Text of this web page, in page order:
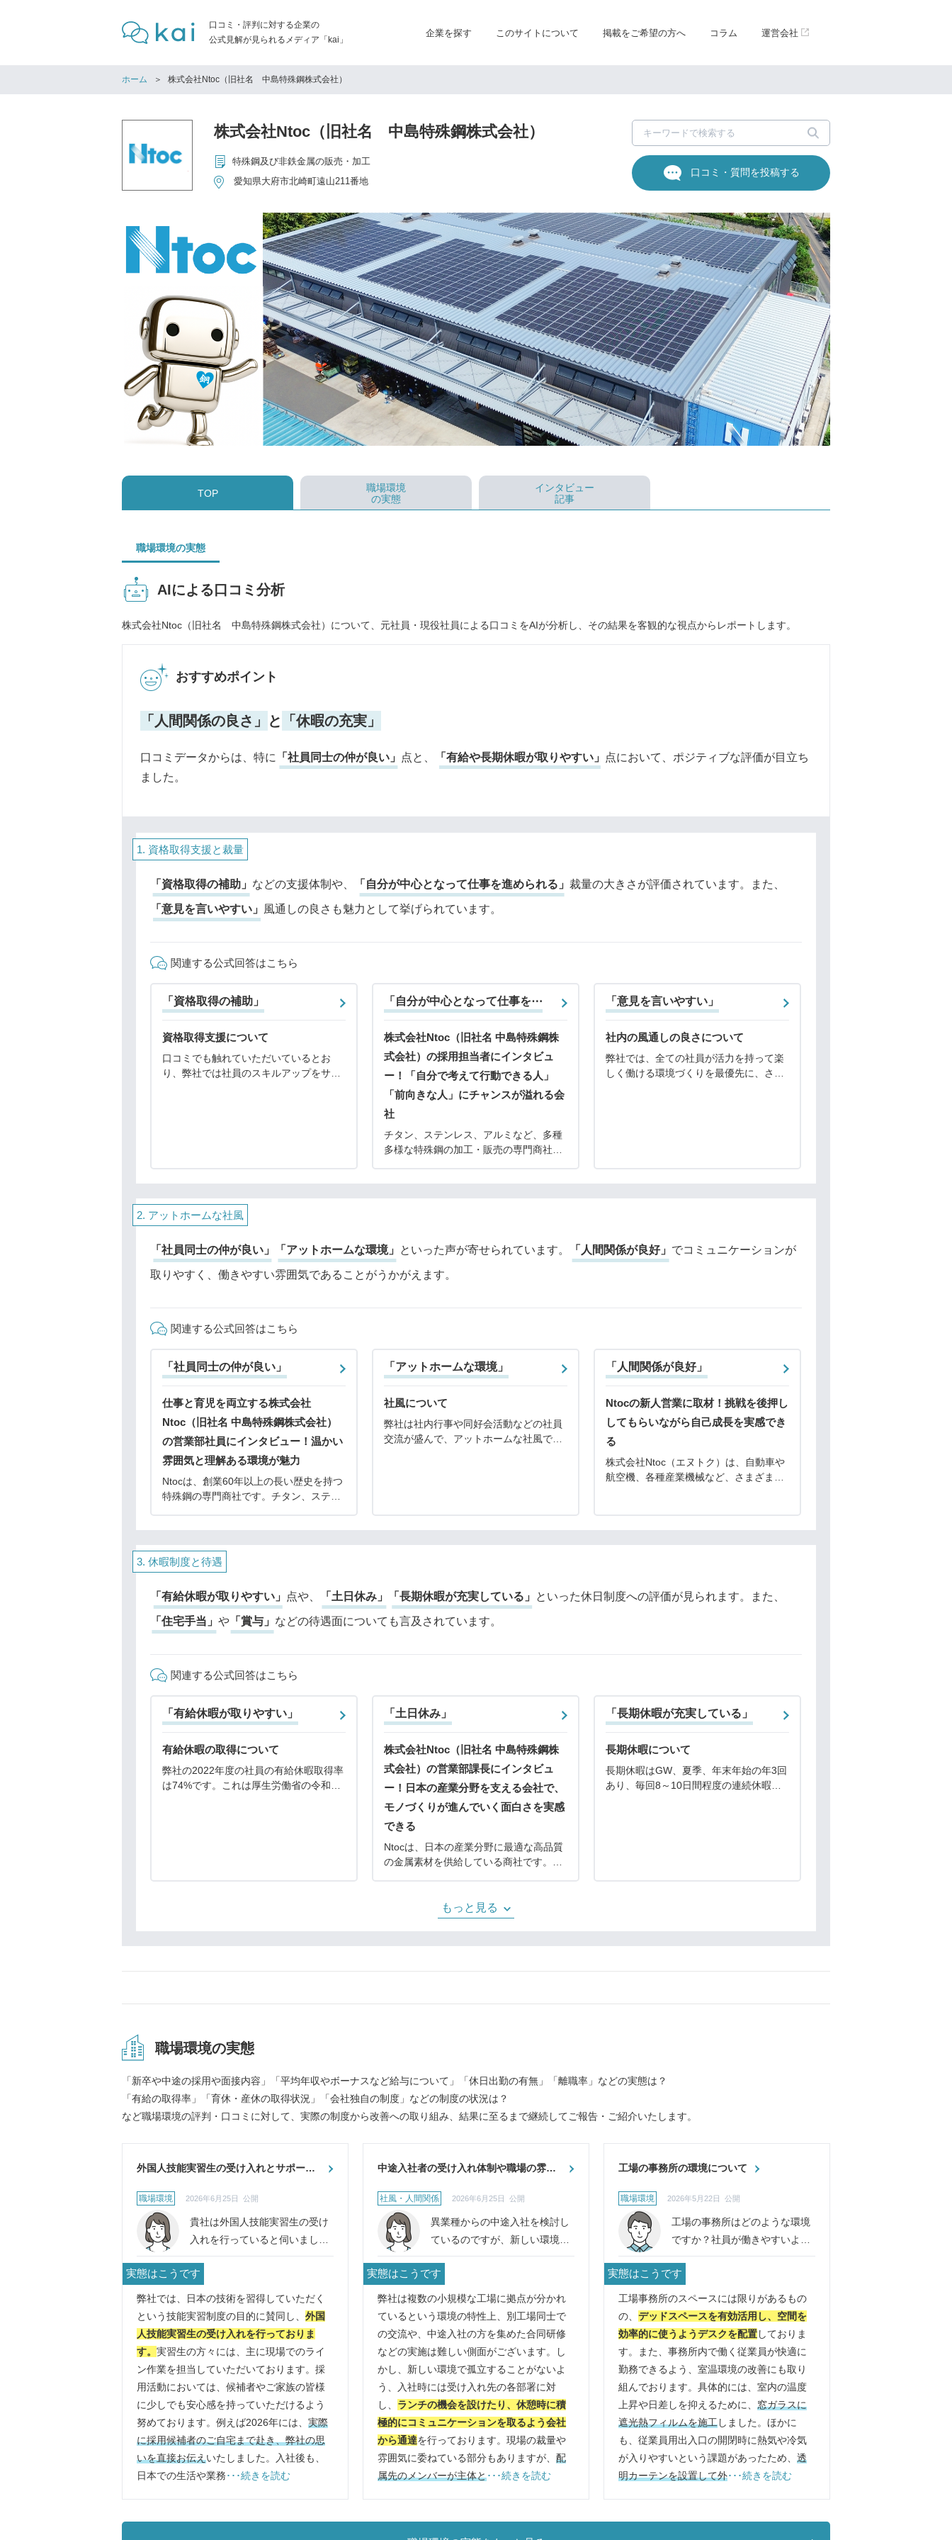
口コミ・評判に対する企業の
公式見解が見られるメディア「kai」
企業を探す このサイトについて 掲載をご希望の方へ コラム 運営会社
ホーム 株式会社Ntoc（旧社名 中島特殊鋼株式会社）
株式会社Ntoc（旧社名 中島特殊鋼株式会社）
特殊鋼及び非鉄金属の販売・加工
愛知県大府市北崎町遠山211番地
口コミ・質問を投稿する
TOP
職場環境
の実態
インタビュー
記事
職場環境の実態
AIによる口コミ分析
株式会社Ntoc（旧社名 中島特殊鋼株式会社）について、元社員・現役社員による口コミをAIが分析し、その結果を客観的な視点からレポートします。
おすすめポイント
「人間関係の良さ」 と 「休暇の充実」
口コミデータからは、特に 「社員同士の仲が良い」 点と、 「有給や長期休暇が取りやすい」
点において、ポジティブな評価が目立ち
ました。
資格取得支援と裁量
「資格取得の補助」 などの支援体制や、 「自分が中心となって仕事を進められる」 裁量の大きさが評価されています。また、
「意見を言いやすい」 風通しの良さも魅力として挙げられています。
関連する公式回答はこちら
「資格取得の補助」
資格取得支援について
口コミでも触れていただいているとお
り、弊社では社員のスキルアップをサポ
「自分が中心となって仕事を⋯
株式会社Ntoc（旧社名 中島特殊鋼株
式会社）の採用担当者にインタビュ
ー！「自分で考えて行動できる人」
「前向きな人」にチャンスが溢れる会
社
チタン、ステンレス、アルミなど、多種
多様な特殊鋼の加工・販売の専門商社で
「意見を言いやすい」
社内の風通しの良さについて
弊社では、全ての社員が活力を持って楽
しく働ける環境づくりを最優先に、さま
アットホームな社風
「社員同士の仲が良い」 「アットホームな環境」 といった声が寄せられています。 「人間関係が良好」 でコミュニケーションが
取りやすく、働きやすい雰囲気であることがうかがえます。
関連する公式回答はこちら
「社員同士の仲が良い」
仕事と育児を両立する株式会社
Ntoc（旧社名 中島特殊鋼株式会社）
の営業部社員にインタビュー！温かい
雰囲気と理解ある環境が魅力
Ntocは、創業60年以上の長い歴史を持つ
特殊鋼の専門商社です。チタン、ステン
ています。同社が
「アットホームな環境」
社風について
弊社は社内行事や同好会活動などの社員
交流が盛んで、アットホームな社風で
「人間関係が良好」
Ntocの新人営業に取材！挑戦を後押し
してもらいながら自己成長を実感でき
る
株式会社Ntoc（エヌトク）は、自動車や
航空機、各種産業機械など、さまざまな
休暇制度と待遇
「有給休暇が取りやすい」 点や、 「土日休み」 「長期休暇が充実している」 といった休日制度への評価が見られます。また、
「住宅手当」 や 「賞与」 などの待遇面についても言及されています。
関連する公式回答はこちら
「有給休暇が取りやすい」
有給休暇の取得について
弊社の2022年度の社員の有給休暇取得率
は74%です。これは厚生労働省の令和４
「土日休み」
株式会社Ntoc（旧社名 中島特殊鋼株
式会社）の営業部課長にインタビュ
ー！日本の産業分野を支える会社で、
モノづくりが進んでいく面白さを実感
できる
Ntocは、日本の産業分野に最適な高品質
の金属素材を供給している商社です。創
く、人材育成や働きやすい職場環境づく
りにも力を入れ
「長期休暇が充実している」
長期休暇について
長期休暇はGW、夏季、年末年始の年3回
あり、毎回8～10日間程度の連続休暇が
もっと見る
職場環境の実態
「新卒や中途の採用や面接内容」「平均年収やボーナスなど給与について」「休日出勤の有無」「離職率」などの実態は？
「有給の取得率」「育休・産休の取得状況」「会社独自の制度」などの制度の状況は？
など職場環境の評判・口コミに対して、実際の制度から改善への取り組み、結果に至るまで継続してご報告・ご紹介いたします。
外国人技能実習生の受け入れとサポート
職場環境 2026年6月25日 公開
貴社は外国人技能実習生の受け
入れを行っていると伺いまし
た。海外人材の採用に関する具
体的な取り組みや、多様な人材
が活躍するためのサポート体制
について教えてください。
実態はこうです
弊社では、日本の技術を習得していただく
という技能実習制度の目的に賛同し、 外国
人技能実習生の受け入れを行っておりま
す。 実習生の方々には、主に現場でのライ
ン作業を担当していただいております。採
用活動においては、候補者やご家族の皆様
に少しでも安心感を持っていただけるよう
努めております。例えば2026年には、 実際
に採用候補者のご自宅まで赴き、弊社の思
いを直接お伝えいたしました。入社後も、
日本での生活や業務･･･続きを読む
中途入社者の受け入れ体制や職場の雰囲
社風・人間関係 2026年6月25日 公開
異業種からの中途入社を検討し
ているのですが、新しい環境や
社内の雰囲気に馴染めるか少し
不安です。中途入社の方が職場
に早く馴染めるようなサポート
はありますか？
実態はこうです
弊社は複数の小規模な工場に拠点が分かれ
ているという環境の特性上、別工場同士で
の交流や、中途入社の方を集めた合同研修
などの実施は難しい側面がございます。し
かし、新しい環境で孤立することがないよ
う、入社時には受け入れ先の各部署に対
し、 ランチの機会を設けたり、休憩時に積
極的にコミュニケーションを取るよう会社
から通達を行っております。現場の裁量や
雰囲気に委ねている部分もありますが、 配
属先のメンバーが主体と･･･続きを読む
工場の事務所の環境について
職場環境 2026年5月22日 公開
工場の事務所はどのような環境
ですか？社員が働きやすいよう
工夫されていることはあります
か？
実態はこうです
工場事務所のスペースには限りがあるもの
の、 デッドスペースを有効活用し、空間を
効率的に使うようデスクを配置しておりま
す。また、事務所内で働く従業員が快適に
勤務できるよう、室温環境の改善にも取り
組んでおります。具体的には、室内の温度
上昇や日差しを抑えるために、 窓ガラスに
遮光熱フィルムを施工しました。ほかに
も、従業員用出入口の開閉時に熱気や冷気
が入りやすいという課題があったため、 透
明カーテンを設置して外･･･続きを読む